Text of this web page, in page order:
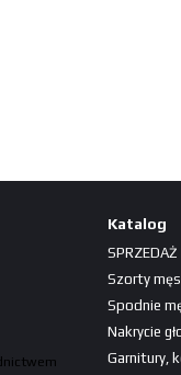
Katalog
SPRZEDAŻ
Szorty
Spodnie
Nakrycie
Garnitury,